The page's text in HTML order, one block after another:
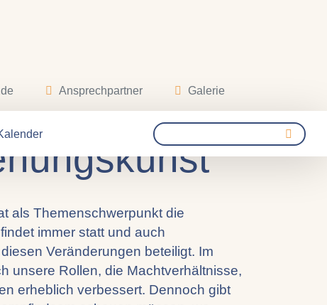
Ansprechpartner Galerie
menschlich
als Themenschwerpunkt die
immer statt und auch
Veränderungen beteiligt. Im
unsere Rollen, die Machtverhältnisse,
erheblich verbessert. Dennoch gibt